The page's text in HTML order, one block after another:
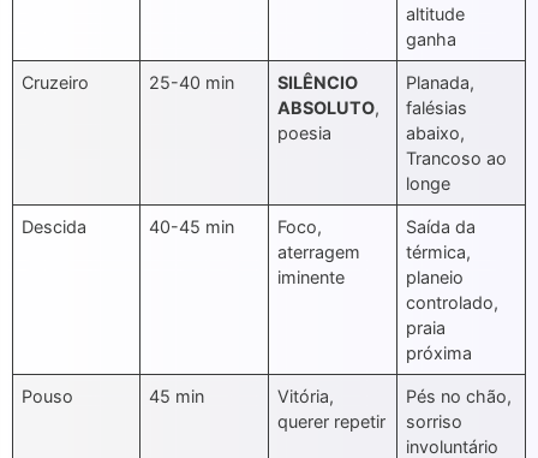
altitude
ganha
Cruzeiro 25-40 min
SILÊNCIO
ABSOLUTO,
poesia
Planada,
falésias
abaixo,
Trancoso ao
longe
Descida 40-45 min
Foco,
aterragem
iminente
Saída da
térmica,
planeio
controlado,
praia
próxima
Pouso 45 min
Vitória,
querer repetir
Pés no chão,
sorriso
involuntário